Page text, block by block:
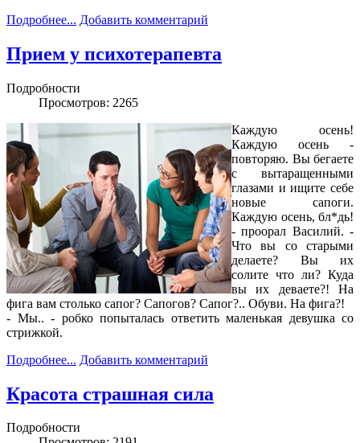
Подробнее... Добавить комментарий
Прием у психотерапевта
Подробности
Просмотров: 2265
Каждую осень!
Каждую осень -
повторяю. Вы бегаете
с вытаращенными
глазами и ищите себе
новые сапоги.
Каждую осень, бл*дь!
- проорал Василий. -
Что вы со старыми
делаете? Вы их
солите что ли? Куда
вы их деваете?! На
фига вам столько сапог? Сапогов? Сапог?.. Обуви. На фига?!
- Мы.. - робко попыталась ответить маленькая девушка со
стрижкой.
Подробнее... Добавить комментарий
Красота страшная сила
Подробности